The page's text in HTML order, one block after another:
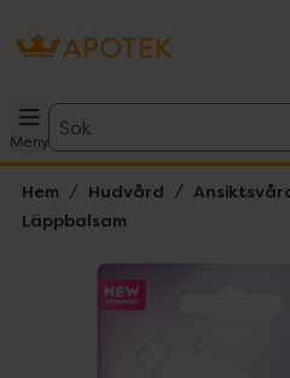
Meny
Sök
Hem Hudvård
Läppbalsam
Lista: . Innehåller 1
Hoppa över Lista